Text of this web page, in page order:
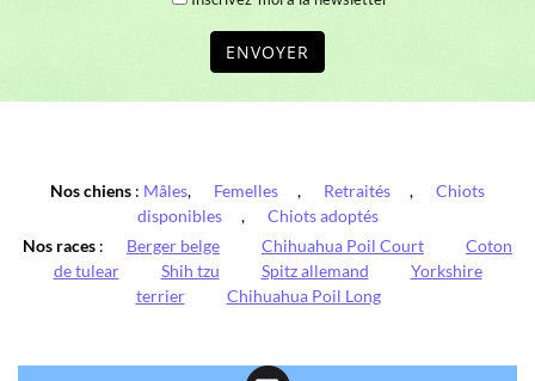
ENVOYER
Nos chiens : Mâles, Femelles , Retraités ,
Chiots
disponibles
,
Chiots adoptés
Nos races : Berger belge Chihuahua Poil Court
Coton
de tulear
Shih tzu Spitz allemand
Yorkshire
terrier
Chihuahua Poil Long